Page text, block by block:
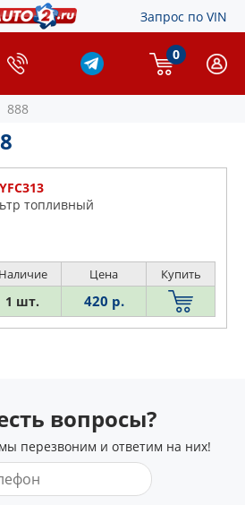
Запрос по VIN
0
888
топливный
Наличие Цена Купить
1 шт. 420 р.
вопросы?
перезвоним и ответим на них!